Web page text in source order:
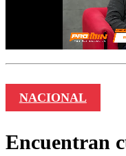
NACIONAL
Encuentran